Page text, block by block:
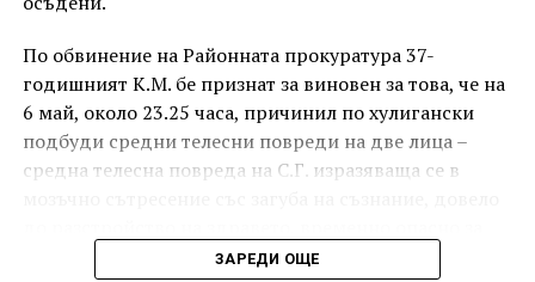
По обвинение на Районната прокуратура 37-
годишният К.М. бе признат за виновен за това, че на
6 май, около 23.25 часа, причинил по хулигански
подбуди средни телесни повреди на две лица –
средна телесна повреда на С.Г. изразяваща се в
живота, и лека телесна повреда на Х.С., която бе с
ЗАРЕДИ ОЩЕ